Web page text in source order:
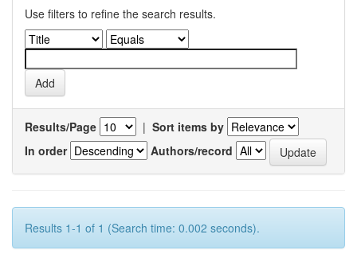
Use filters to refine the search results.
Results/Page | Sort items by
In order
Authors/record
Results 1-1 of 1 (Search time: 0.002 seconds).